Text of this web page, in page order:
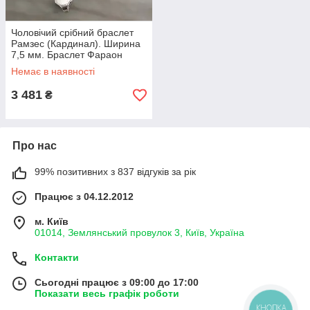
Чоловічий срібний браслет
Рамзес (Кардинал). Ширина
7,5 мм. Браслет Фараон
срібло 925 довжина 19 см
Немає в наявності
3 481 ₴
Про нас
99% позитивних з 837 відгуків за рік
Працює з 04.12.2012
м. Київ
01014, Землянський провулок 3, Київ, Україна
Контакти
Сьогодні працює з 09:00 до 17:00
Показати весь графік роботи
КНОПКА